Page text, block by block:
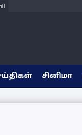
சினிமா